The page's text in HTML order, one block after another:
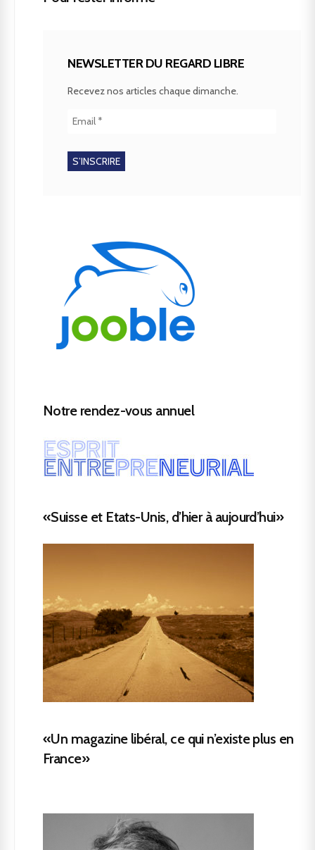
NEWSLETTER DU REGARD LIBRE
Recevez nos articles chaque dimanche.
Notre rendez-vous annuel
«Suisse et Etats-Unis, d’hier à aujourd’hui»
«Un magazine libéral, ce qui n’existe plus en
France»